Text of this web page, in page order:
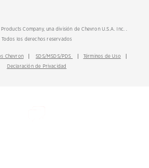
Company, una división de Chevron U.S.A. Inc. .
Todos los derechos reservados
Chevron SDS/MSDS/PDS
Términos de Uso
Declaración de Privacidad